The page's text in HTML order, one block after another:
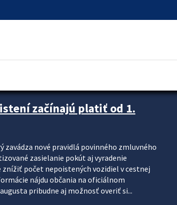
začínajú platiť od 1.
zavádza nové pravidlá povinného zmluvného
zasielanie pokút aj vyradenie
počet nepoistených vozidiel v cestnej
nájdu občania na oficiálnom
pribudne aj možnosť overiť si...